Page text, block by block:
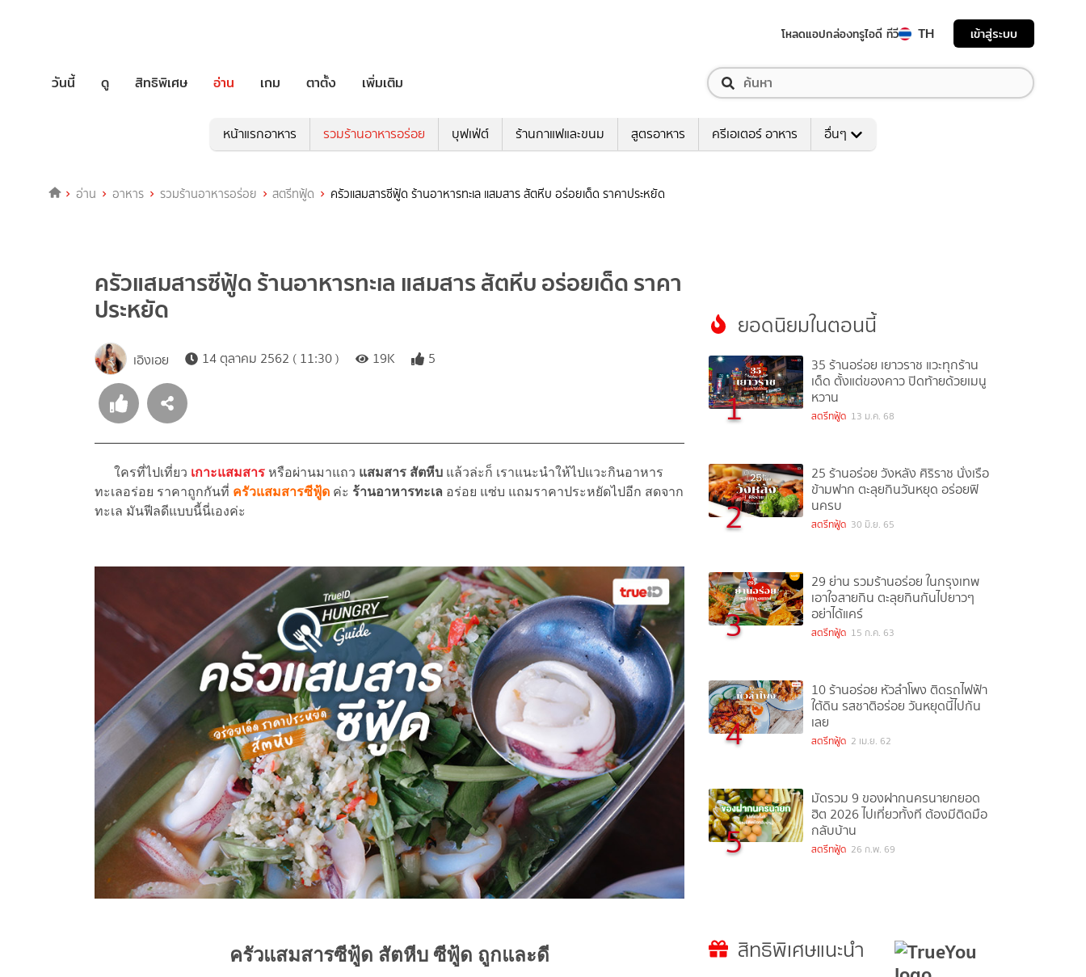
โหลดแอปกล่องทรูไอดี ทีวี TH เข้าสู่ระบบ
วันนี้ ดู สิทธิพิเศษ อ่าน เกม ตาตั้ง เพิ่มเติม
หน้าแรกอาหาร รวมร้านอาหารอร่อย บุฟเฟ่ต์ ร้านกาแฟและขนม สูตรอาหาร ครีเอเตอร์ อาหาร อื่นๆ
อ่าน อาหาร รวมร้านอาหารอร่อย สตรีทฟู้ด ครัวแสมสารซีฟู้ด ร้านอาหารทะเล แสมสาร สัตหีบ อร่อยเด็ด ราคาประหยัด
ครัวแสมสารซีฟู้ด ร้านอาหารทะเล แสมสาร สัตหีบ อร่อยเด็ด ราคา
ประหยัด
เอิงเอย 14 ตุลาคม 2562 ( 11:30 ) 19K 5
ใครที่ไปเที่ยว เกาะแสมสาร หรือผ่านมาแถว แสมสาร สัตหีบ แล้วล่ะก็ เราแนะนำให้ไปแวะกินอาหาร
ทะเลอร่อย ราคาถูกกันที่ ครัวแสมสารซีฟู้ด ค่ะ ร้านอาหารทะเล อร่อย แซ่บ แถมราคาประหยัดไปอีก สดจาก
ทะเล มันฟีลดีแบบนี้นี่เองค่ะ
ครัวแสมสารซีฟู้ด สัตหีบ ซีฟู้ด ถูกและดี
ยอดนิยมในตอนนี้
1
35 ร้านอร่อย เยาวราช แวะทุกร้าน
เด็ด ตั้งแต่ของคาว ปิดท้ายด้วยเมนู
หวาน
สตรีทฟู้ด 13 ม.ค. 68
2
25 ร้านอร่อย วังหลัง ศิริราช นั่งเรือ
ข้ามฟาก ตะลุยกินวันหยุด อร่อยฟิ
นครบ
สตรีทฟู้ด 30 มิ.ย. 65
3
29 ย่าน รวมร้านอร่อย ในกรุงเทพ
เอาใจสายกิน ตะลุยกินกันไปยาวๆ
อย่าได้แคร์
สตรีทฟู้ด 15 ก.ค. 63
4
10 ร้านอร่อย หัวลำโพง ติดรถไฟฟ้า
ใต้ดิน รสชาติอร่อย วันหยุดนี้ไปกัน
เลย
สตรีทฟู้ด 2 เม.ย. 62
5
มัดรวม 9 ของฝากนครนายกยอด
ฮิต 2026 ไปเที่ยวทั้งที ต้องมีติดมือ
กลับบ้าน
สตรีทฟู้ด 26 ก.พ. 69
สิทธิพิเศษแนะนำ